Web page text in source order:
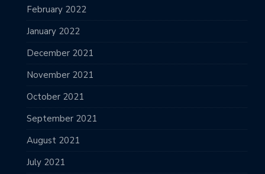
February 2022
January 2022
December 2021
November 2021
October 2021
September 2021
August 2021
July 2021